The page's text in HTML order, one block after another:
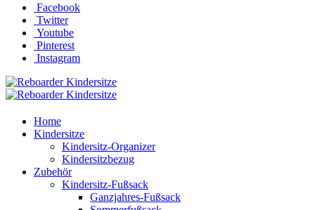
Facebook
Twitter
Youtube
Pinterest
Instagram
Home
Kindersitze
Kindersitz-Organizer
Kindersitzbezug
Zubehör
Kindersitz-Fußsack
Ganzjahres-Fußsack